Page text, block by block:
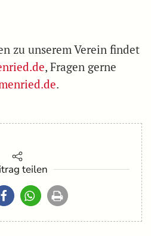
zu unserem Verein findet
, Fragen gerne
.
teilen